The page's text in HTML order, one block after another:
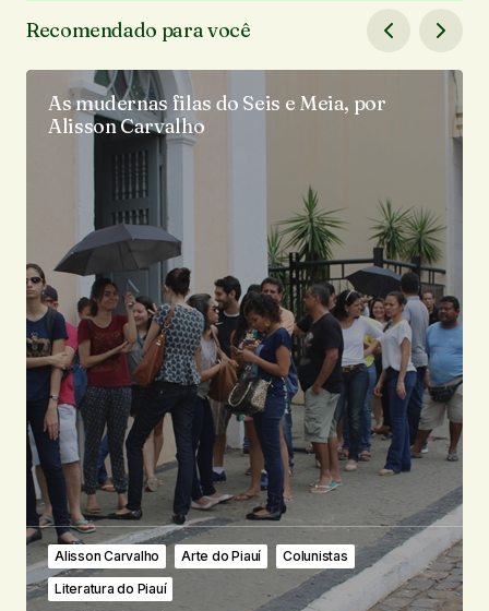
Recomendado para você
As mudernas filas do Seis e Meia, por
Alisson Carvalho
Alisson Carvalho Arte do Piauí
Colunistas
Literatura do Piauí